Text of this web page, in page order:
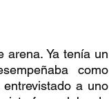
arena. Ya tenía un
como
a uno